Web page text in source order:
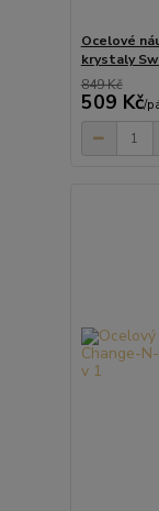
Ocelové
krystaly
849 Kč
509 Kč/